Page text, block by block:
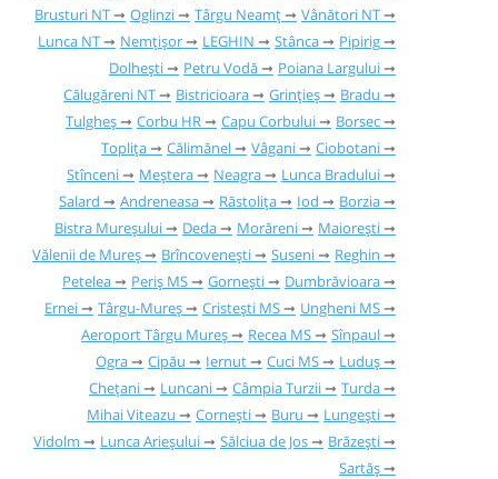
Brusturi NT
Oglinzi Târgu Neamț
Vânători NT
Lunca NT
Nemțișor LEGHIN Stânca
Pipirig
Dolhești
Petru Vodă
Poiana Largului
Călugăreni NT
Bistricioara Grințieș
Bradu
Tulgheș
Corbu HR Capu Corbului
Borsec
Toplița
Călimănel Vâgani
Ciobotani
Stînceni
Meștera Neagra
Lunca Bradului
Salard
Andreneasa Răstolița Iod
Borzia
Bistra Mureșului
Deda Morăreni
Maiorești
Vălenii de Mureș
Brîncovenești Suseni
Reghin
Petelea
Periș MS Gornești
Dumbrăvioara
Ernei
Târgu-Mureș Cristești MS
Ungheni MS
Aeroport Târgu Mureș
Recea MS
Sînpaul
Ogra
Cipău Iernut Cuci MS
Luduș
Chețani
Luncani Câmpia Turzii
Turda
Mihai Viteazu
Cornești Buru
Lungești
Vidolm
Lunca Arieșului Sălciua de Jos
Brăzești
Sartăș